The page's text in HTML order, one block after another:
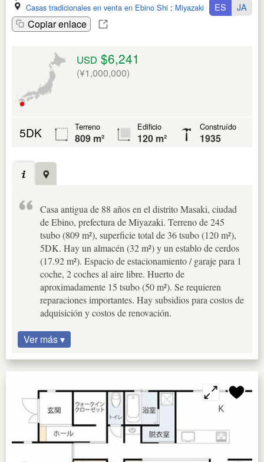
Casas tradicionales en venta en Ebino Shi : Miyazaki Ken
Copiar enlace
ES JA
USD $6,241
(¥1,000,000)
5DK Terreno
809 m²
Edificio
120 m²
Construído
1935
Casa antigua de 88 años en el distrito Masaki, ciudad
de Ebino, prefectura de Miyazaki. Terreno de 245
tsubo (809 m²), superficie total de 36 tsubo (120 m²),
5DK. Hay un almacén (32 m²) y un establo de cerdos
(17.92 m²). Espacio de estacionamiento / garaje para 1
coche, 2 coches al aire libre. Huerto de
aproximadamente 15 tsubo (50 m²). Se requieren
reparaciones importantes. Hay subsidios para costos de
adquisición y costos de renovación.
Ver más ▾